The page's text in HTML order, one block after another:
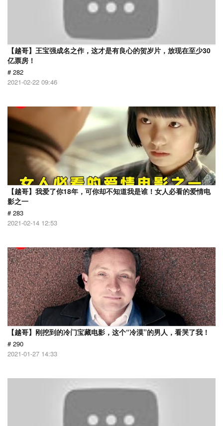
【越哥】王宝强成名之作，这才是有良心的贺岁片，放现在至少30
亿票房！
# 282
2021-02-22 09:46
【越哥】我爱了你18年，可你却不知道我是谁！女人必看的爱情电
影之一
# 283
2021-02-14 12:53
【越哥】刚挖到的冷门宝藏电影，这个“冷漠”的男人，看哭了我！
# 290
2021-01-27 14:33